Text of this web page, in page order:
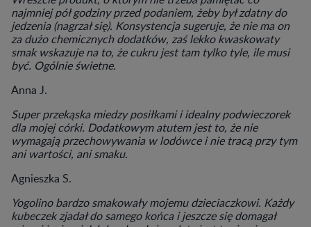
najmniej pół godziny przed podaniem, żeby był zdatny do
jedzenia (nagrzał się). Konsystencja sugeruje, że nie ma on
za dużo chemicznych dodatków, zaś lekko kwaskowaty
smak wskazuje na to, że cukru jest tam tylko tyle, ile musi
być. Ogólnie świetne.
Anna J.
Super przekąska miedzy posiłkami i idealny podwieczorek
dla mojej córki. Dodatkowym atutem jest to, że nie
wymagają przechowywania w lodówce i nie tracą przy tym
ani wartości, ani smaku.
Agnieszka S.
Yogolino bardzo smakowały mojemu dzieciaczkowi. Każdy
kubeczek zjadał do samego końca i jeszcze się domagał